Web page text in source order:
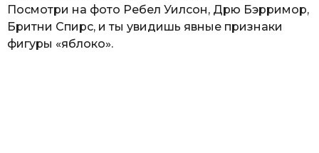
Посмотри на фото Ребел Уилсон, Дрю Бэрримор,
Бритни Спирс, и ты увидишь явные признаки
фигуры «яблоко».